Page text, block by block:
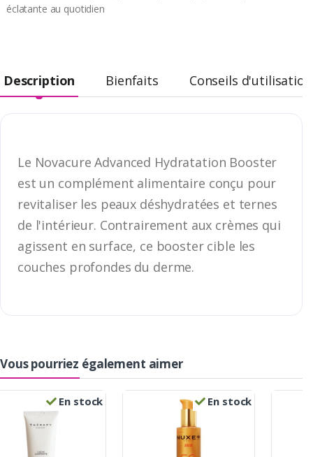
éclatante au quotidien
Description Bienfaits Conseils d'utilisation
Le Novacure Advanced Hydratation Booster
est un complément alimentaire conçu pour
revitaliser les peaux déshydratées et ternes
de l'intérieur. Contrairement aux crèmes qui
agissent en surface, ce booster cible les
couches profondes du derme.
Vous pourriez également aimer
En stock En stock